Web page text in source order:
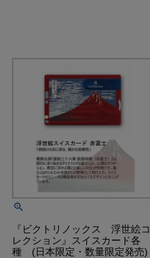
『ビクトリノックス 浮世絵コ
レクション』スイスカード各
種 (日本限定・数量限定発売)